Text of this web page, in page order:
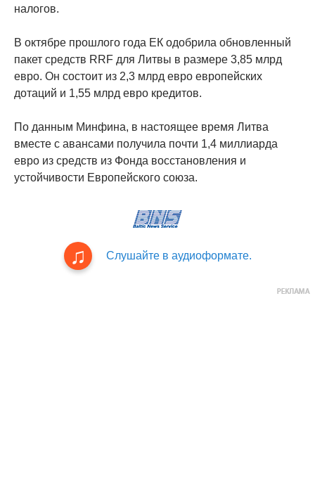
налогов.
В октябре прошлого года ЕК одобрила обновленный
пакет средств RRF для Литвы в размере 3,85 млрд
евро. Он состоит из 2,3 млрд евро европейских
дотаций и 1,55 млрд евро кредитов.
По данным Минфина, в настоящее время Литва
вместе с авансами получила почти 1,4 миллиарда
евро из средств из Фонда восстановления и
устойчивости Европейского союза.
Слушайте в аудиоформате.